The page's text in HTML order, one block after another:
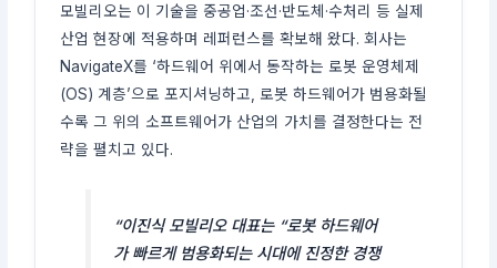
모빌리오는 이 기술을 중공업·조선·반도체·수처리 등 실제
산업 현장에 적용하며 레퍼런스를 확보해 왔다. 회사는
NavigateX를 ‘하드웨어 위에서 동작하는 로봇 운영체제
(OS) 계층’으로 포지셔닝하고, 로봇 하드웨어가 범용화될
수록 그 위의 소프트웨어가 산업의 가치를 결정한다는 전
략을 펼치고 있다.
“이진식 모빌리오 대표는 “로봇 하드웨어
가 빠르게 범용화되는 시대에 진정한 경쟁